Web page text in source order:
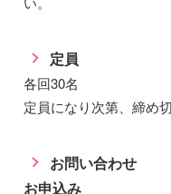
定員
各回30名
定員になり次第、締め
お問い合わせ
お申込み